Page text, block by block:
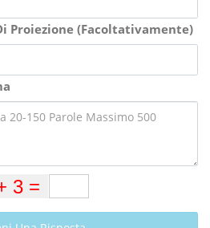
Proiezione (Facoltativamente)